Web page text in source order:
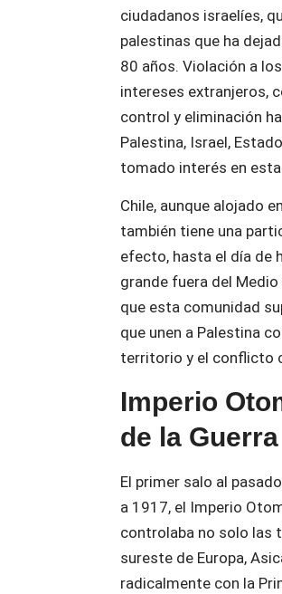
ciudadanos israelíes,
palestinas que ha
80 años. Violación a
intereses extranjeros,
control y eliminación
Palestina, Israel,
tomado interés en
Chile, aunque alojado
también tiene una
efecto, hasta el día de
grande fuera del
que esta comunidad
que unen a Palestina
territorio y el conflicto
Imperio
de la
El primer salo al
a 1917, el Imperio
controlaba no solo las
sureste de Europa,
radicalmente con la